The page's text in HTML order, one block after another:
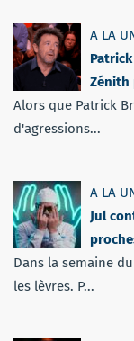
A LA
Zénith
Alors que Patrick
d'agressions...
A LA
Jul
Dans la semaine
les lèvres. P...